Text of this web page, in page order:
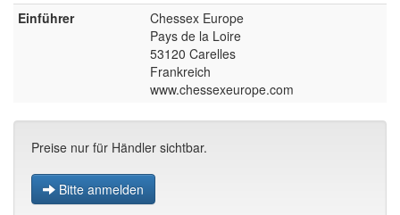
Einführer
Chessex Europe
Pays de la Loire
53120 Carelles
Frankreich
www.chessexeurope.com
Preise nur für Händler sichtbar.
Bitte anmelden